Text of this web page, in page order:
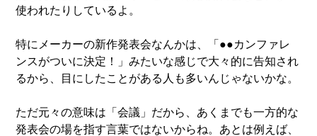
使われたりしているよ。
特にメーカーの新作発表会なんかは、「●●カンファレ
ンスがついに決定！」みたいな感じで大々的に告知され
るから、目にしたことがある人も多いんじゃないかな。
ただ元々の意味は「会議」だから、あくまでも一方的な
発表会の場を指す言葉ではないからね。あとは例えば、